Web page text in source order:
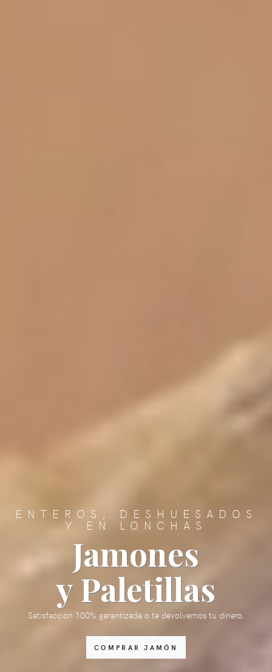
ENTEROS, DESHUESADOS
Y EN LONCHAS
Jamones
y Paletillas
Satisfacción 100% garantizada o te devolvemos tu dinero.
COMPRAR JAMÓN